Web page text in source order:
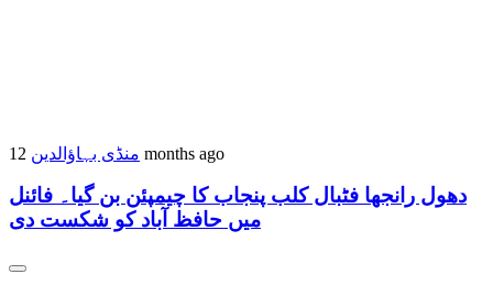
منڈی بہاؤالدین 12 months ago
دھول رانجھا فٹبال کلب پنجاب کا چیمپئن بن گیا۔ فائنل
میں حافظ آباد کو شکست دی